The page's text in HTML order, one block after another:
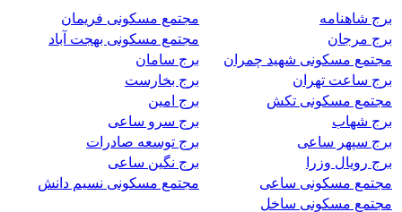
برج شاهنامه
مجتمع مسکونی فریمان
برج مرجان
مجتمع مسکونی بهجت آباد
مجتمع مسکونی شهید چمران
برج سامان
برج ساعت تهران
برج بخارست
مجتمع مسکونی تکش
برج امین
برج شهاب
برج سرو ساعی
برج سپهر ساعی
برج توسعه صادرات
برج رویال وزرا
برج نگین ساعی
مجتمع مسکونی ساعی
مجتمع مسکونی نسیم دانش
مجتمع مسکونی ساخل